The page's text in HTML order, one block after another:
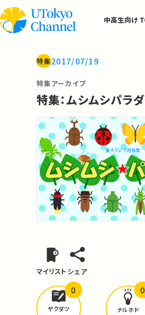
中高生向け
特集2017/07/19
特集アーカイブ
特集：ムシムシパラ
マイリスト シェア
どんな学びがあり
ヤクダツ
0
ナルホド
0